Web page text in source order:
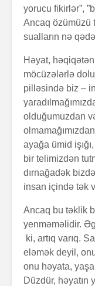
yorucu fikirlər”,
Ancaq özümüzü
sualların nə
Həyat,
möcüzələrlə
pilləsində biz –
olduğumuzdan
ayağa ümid
bir telimizdən
dırnağadək
insan içində tək
Ancaq bu təklik
yenməməlidir.
ki, artıq varıq.
eləmək deyil,
onu həyata,
Düzdür, həyatın